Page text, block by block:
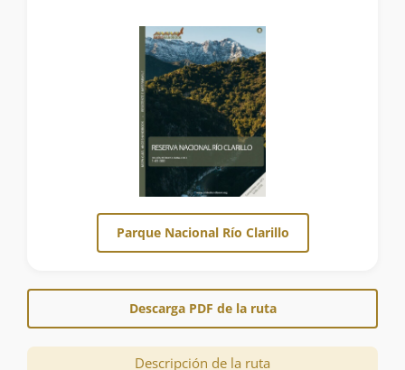
Parque Nacional Río Clarillo
Descarga PDF de la ruta
Descripción de la ruta